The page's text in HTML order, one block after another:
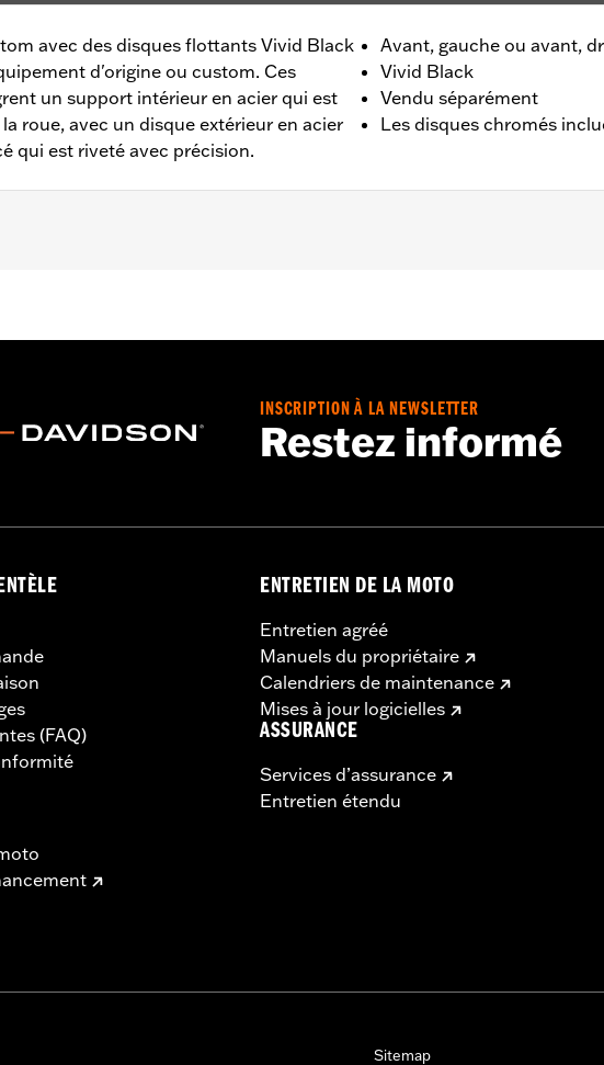
avec des disques flottants Vivid Black
d'origine ou custom. Ces
un support intérieur en acier qui est
roue, avec un disque extérieur en acier
qui est riveté avec précision.
Avant, gauche ou avant,
Vivid Black
Vendu séparément
Les disques chromés
INSCRIPTION À LA NEWSLETTER
Restez informé
(FAQ)
ENTRETIEN DE LA MOTO
Entretien agréé
Manuels du propriétaire
Calendriers de maintenance
Mises à jour logicielles
ASSURANCE
Services d’assurance
Entretien étendu
Sitemap